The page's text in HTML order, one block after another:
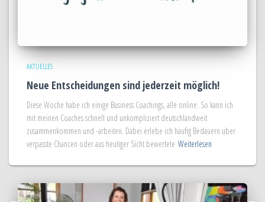
AKTUELLES
Neue Entscheidungen sind jederzeit möglich!
Diese Woche habe ich einige Business Coachings, alle online. So kann ich
mit meinen Coaches schnell und unkompliziert deutschlandweit
zusammenkommen und -arbeiten. Dabei erlebe ich häufig Bedauern über
verpasste Chancen oder aus heutiger Sicht bewertete Weiterlesen